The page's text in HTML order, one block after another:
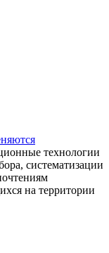
технологии
систематизации
на территории